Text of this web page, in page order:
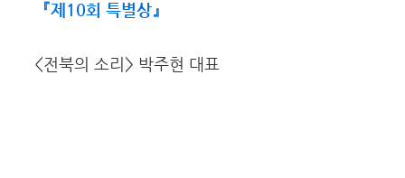
『제10회 특별상』
<전북의 소리> 박주현 대표